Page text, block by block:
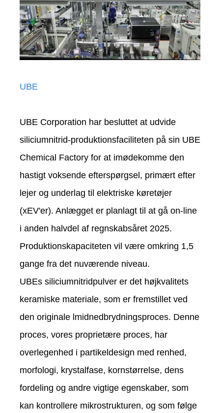
UBE
UBE Corporation har besluttet at udvide
siliciumnitrid-produktionsfaciliteten på sin UBE
Chemical Factory for at imødekomme den
hastigt voksende efterspørgsel, primært efter
lejer og underlag til elektriske køretøjer
(xEV'er). Anlægget er planlagt til at gå on-line
i anden halvdel af regnskabsåret 2025.
Produktionskapaciteten vil være omkring 1,5
gange fra det nuværende niveau.
UBEs siliciumnitridpulver er det højkvalitets
keramiske materiale, som er fremstillet ved
den originale lmidnedbrydningsproces. Denne
proces, vores proprietære proces, har
overlegenhed i partikeldesign med renhed,
morfologi, krystalfase, kornstørrelse, dens
fordeling og andre vigtige egenskaber, som
kan kontrollere mikrostrukturen, og som følge